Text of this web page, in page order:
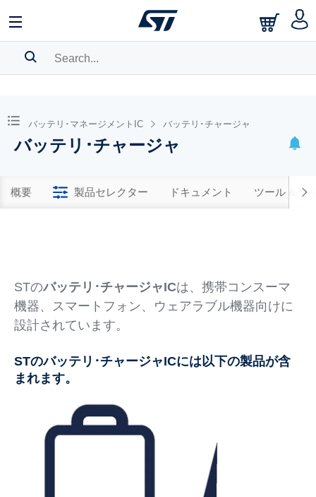
BOOKMARK
Pleaselog in to show your saved searches.
バッテリ･マネージメントIC バッテリ･チャージャ
バッテリ･チャージャ
概要 製品セレクター ドキュメント ツール & ソ
STのバッテリ･チャージャICは、携帯コンスーマ
機器、スマートフォン、ウェアラブル機器向けに
設計されています。
STのバッテリ･チャージャICには以下の製品が含
まれます。